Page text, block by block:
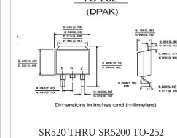
SR520 THRU SR5200 TO-252